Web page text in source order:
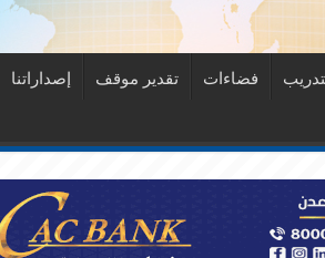
فضاءات تقدير موقف إصداراتنا